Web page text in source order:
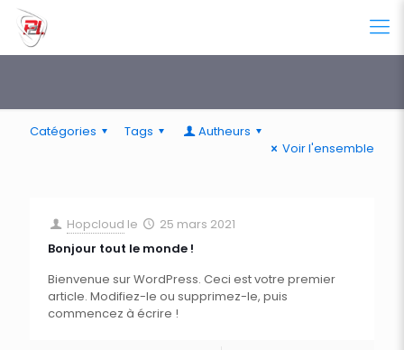
Catégories Tags
Autheurs
Voir l'ensemble
Hopcloud le
25 mars 2021
Bonjour tout le monde !
Bienvenue sur WordPress. Ceci est votre premier
article. Modifiez-le ou supprimez-le, puis
commencez à écrire !